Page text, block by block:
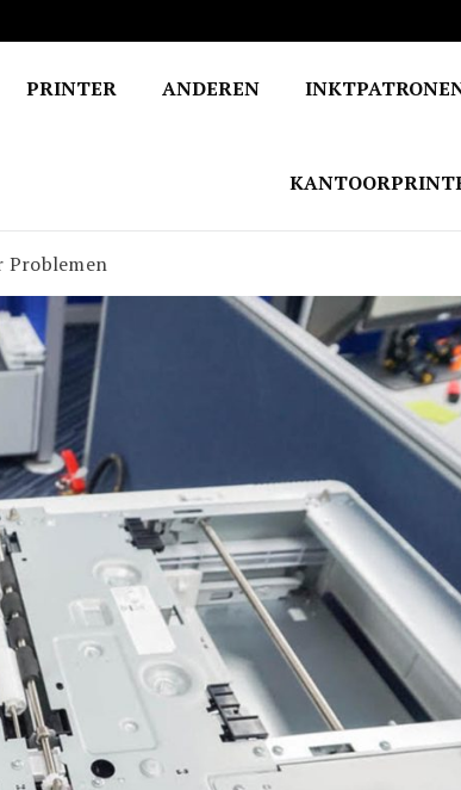
PRINTER ANDEREN
Problemen